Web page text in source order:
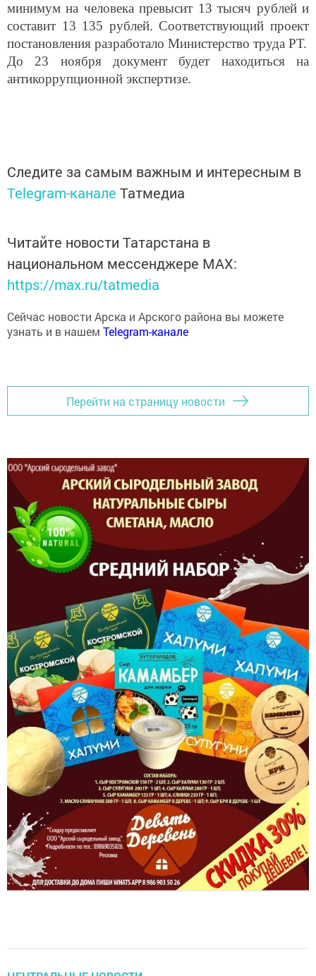
составит 13 135 рублей. Соответствующий проект
постановления разработало Министерство труда РТ.
До 23 ноября документ будет находиться на
антикоррупционной экспертизе.
Telegram-каналеТатмедиа
Читайте новости Татарстана в
национальном мессенджере MАХ:
https://max.ru/tatmedia
узнать и в нашемTelegram-канале
Перейти на страницу новости